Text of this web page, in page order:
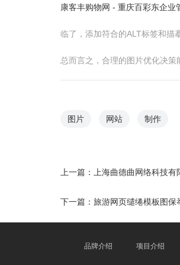
康客丰购物网 - 重庆百彩东企业
临了，添加符合的ALT标签和描
总而言之，合理的图片优化决
图片 网站 制作
上一篇： 上海曲德曲网络科技
下一篇： 旅游网页缱绻模板图保
品牌介绍 项目介绍